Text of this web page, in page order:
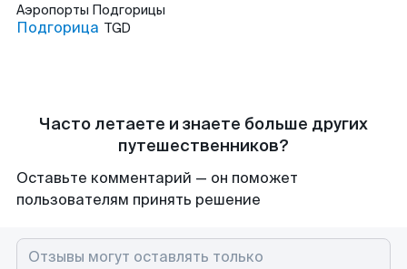
Аэропорты Подгорицы
Подгорица TGD
Часто летаете и знаете больше других
путешественников?
Оставьте комментарий — он поможет
пользователям принять решение